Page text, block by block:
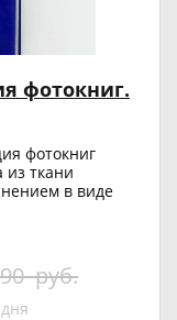
фотокниг.
фотокниг
из ткани
в виде
руб.